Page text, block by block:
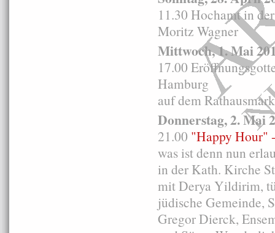
11.30 Hochamt in
Moritz Wagner
Mittwoch, 1. Mai
17.00
Hamburg
auf dem
Donnerstag, 2. Mai
21.00 "Happy Hour"
was ist denn nun
in der Kath. Kirche
mit Derya Yildirim,
jüdische Gemeinde,
Gregor Dierck,